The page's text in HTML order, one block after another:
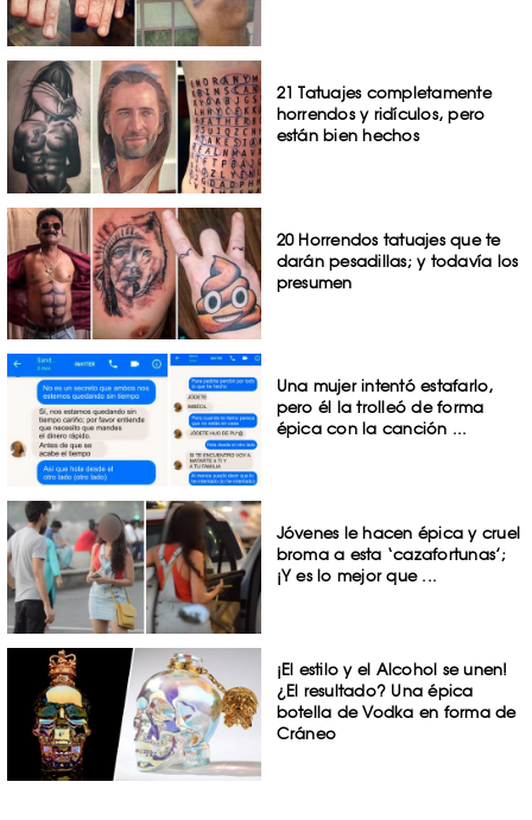
21 Tatuajes completamente
horrendos y ridículos, pero
están bien hechos
20 Horrendos tatuajes que te
darán pesadillas; y todavía los
presumen
Una mujer intentó estafarlo,
pero él la trolleó de forma
épica con la canción ...
Jóvenes le hacen épica y cruel
broma a esta ‘cazafortunas’;
¡Y es lo mejor que ...
¡El estilo y el Alcohol se unen!
¿El resultado? Una épica
botella de Vodka en forma de
Cráneo